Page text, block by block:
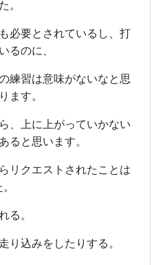
。
必要とされているし、打
るのに、
練習は意味がないなと思
ます。
、上に上がっていかない
ると思います。
リクエストされたことは
る。
り込みをしたりする。